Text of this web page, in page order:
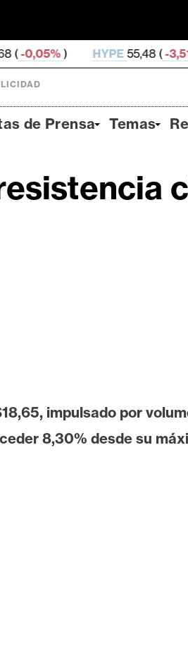
HYPE55,48 ( -3,51%)
de Prensa Temas
impulsado por
8,30% desde su